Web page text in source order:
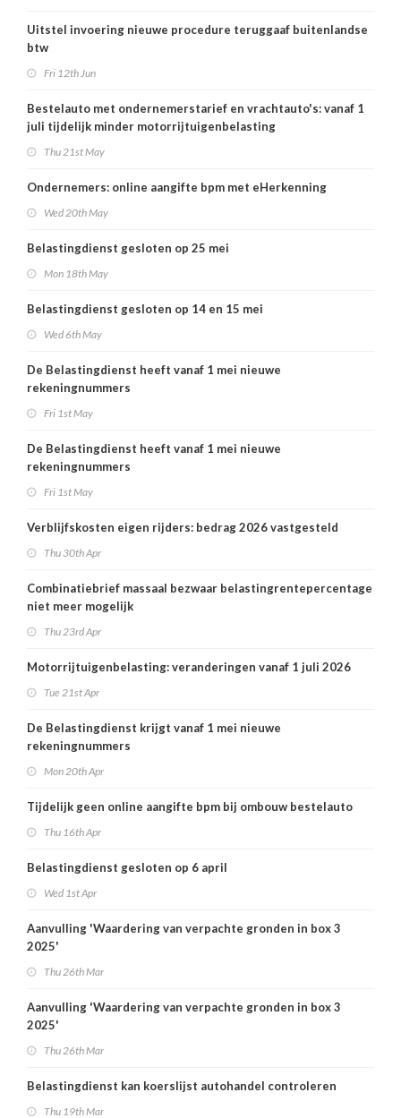
Uitstel invoering nieuwe procedure teruggaaf buitenlandse
btw
Fri 12th Jun
Bestelauto met ondernemerstarief en vrachtauto's: vanaf 1
juli tijdelijk minder motorrijtuigenbelasting
Thu 21st May
Ondernemers: online aangifte bpm met eHerkenning
Wed 20th May
Belastingdienst gesloten op 25 mei
Mon 18th May
Belastingdienst gesloten op 14 en 15 mei
Wed 6th May
De Belastingdienst heeft vanaf 1 mei nieuwe
rekeningnummers
Fri 1st May
De Belastingdienst heeft vanaf 1 mei nieuwe
rekeningnummers
Fri 1st May
Verblijfskosten eigen rijders: bedrag 2026 vastgesteld
Thu 30th Apr
Combinatiebrief massaal bezwaar belastingrentepercentage
niet meer mogelijk
Thu 23rd Apr
Motorrijtuigenbelasting: veranderingen vanaf 1 juli 2026
Tue 21st Apr
De Belastingdienst krijgt vanaf 1 mei nieuwe
rekeningnummers
Mon 20th Apr
Tijdelijk geen online aangifte bpm bij ombouw bestelauto
Thu 16th Apr
Belastingdienst gesloten op 6 april
Wed 1st Apr
Aanvulling 'Waardering van verpachte gronden in box 3
2025'
Thu 26th Mar
Aanvulling 'Waardering van verpachte gronden in box 3
2025'
Thu 26th Mar
Belastingdienst kan koerslijst autohandel controleren
Thu 19th Mar